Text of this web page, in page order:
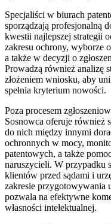
Specjaliści w biurach
sporządzają profesjonalną
kwestii najlepszej strategii
zakresu ochrony, wyborze
a także w decyzji o
Prowadzą również analizę
złożeniem wniosku, aby
spełnia kryterium nowości.
Poza procesem
Sosnowca oferuje również
do nich między innymi
ochronnych w mocy,
patentowych, a także
naruszycieli. W przypadku
klientów przed sądami i
zakresie przygotowywania
pozwala na efektywne
własności intelektualnej.